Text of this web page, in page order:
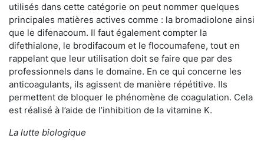
utilisés dans cette catégorie on peut nommer quelques
principales matières actives comme : la bromadiolone ainsi
que le difenacoum. Il faut également compter la
difethialone, le brodifacoum et le flocoumafene, tout en
rappelant que leur utilisation doit se faire que par des
professionnels dans le domaine. En ce qui concerne les
anticoagulants, ils agissent de manière répétitive. Ils
permettent de bloquer le phénomène de coagulation. Cela
est réalisé à l’aide de l’inhibition de la vitamine K.
La lutte biologique